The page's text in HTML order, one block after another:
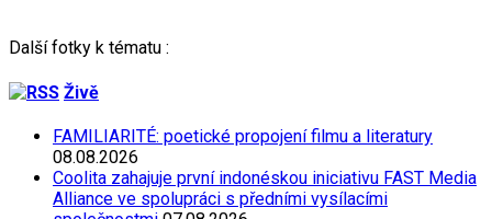
Další fotky k tématu :
Živě
FAMILIARITÉ: poetické propojení filmu a literatury
08.08.2026
Coolita zahajuje první indonéskou iniciativu FAST Media
Alliance ve spolupráci s předními vysílacími